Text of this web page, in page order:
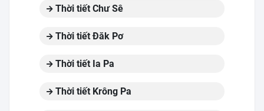
Thời tiết Chư Sê
Thời tiết Đăk Pơ
Thời tiết Ia Pa
Thời tiết Krông Pa